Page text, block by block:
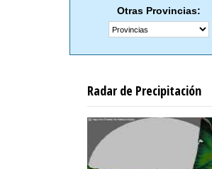
Otras Provincias:
Radar de Precipitación